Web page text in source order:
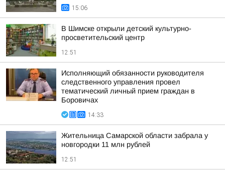
15:06
В Шимске открыли детский культурно-
просветительский центр
12:51
Исполняющий обязанности руководителя
следственного управления провел
тематический личный прием граждан в
Боровичах
14:33
Жительница Самарской области забрала у
новгородки 11 млн рублей
12:51